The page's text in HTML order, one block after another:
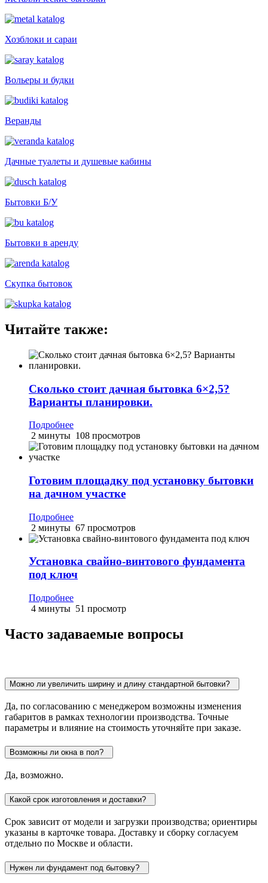
Хозблоки и сараи
Вольеры и будки
Веранды
Дачные туалеты и душевые кабины
Бытовки Б/У
Бытовки в аренду
Скупка бытовок
Читайте также:
Сколько стоит дачная бытовка 6×2,5?
Варианты планировки.
Подробнее
2 минуты 108 просмотров
Готовим площадку под установку бытовки
на дачном участке
Подробнее
2 минуты 67 просмотров
Установка свайно-винтового фундамента
под ключ
Подробнее
4 минуты 51 просмотр
Часто задаваемые вопросы
Можно ли увеличить ширину и длину стандартной бытовки?
Да, по согласованию с менеджером возможны изменения
габаритов в рамках технологии производства. Точные
параметры и влияние на стоимость уточняйте при заказе.
Возможны ли окна в пол?
Да, возможно.
Какой срок изготовления и доставки?
Срок зависит от модели и загрузки производства; ориентиры
указаны в карточке товара. Доставку и сборку согласуем
отдельно по Москве и области.
Нужен ли фундамент под бытовку?